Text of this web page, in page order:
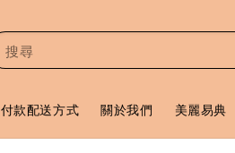
搜尋
付款配送方式 關於我們 美麗易典